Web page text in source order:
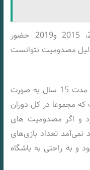
شجاعی در جام ملت‌های آسیا 2011، 2015 و2019 حضور
اما جام ملت‌های2007 به دلیل مصدومیت نتوانست
شجاعی از سال 2004 تا سال 2019 به مدت 15 سال به صورت
که مجموعا در کل دوران
دارد و اگر مصدومیت های
نمی‌آمد تعداد بازی‌های
و به راحتی به باشگاه